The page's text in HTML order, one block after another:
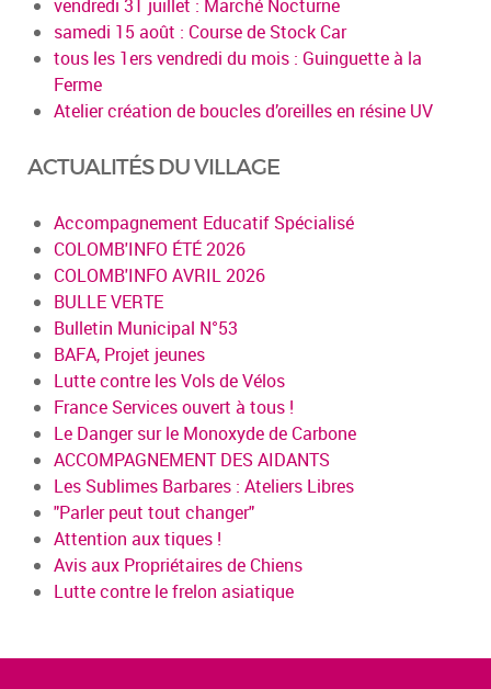
vendredi 31 juillet : Marché Nocturne
samedi 15 août : Course de Stock Car
tous les 1ers vendredi du mois : Guinguette à la
Ferme
Atelier création de boucles d’oreilles en résine UV
ACTUALITÉS DU VILLAGE
Accompagnement Educatif Spécialisé
COLOMB'INFO ÉTÉ 2026
COLOMB'INFO AVRIL 2026
BULLE VERTE
Bulletin Municipal N°53
BAFA, Projet jeunes
Lutte contre les Vols de Vélos
France Services ouvert à tous !
Le Danger sur le Monoxyde de Carbone
ACCOMPAGNEMENT DES AIDANTS
Les Sublimes Barbares : Ateliers Libres
"Parler peut tout changer"
Attention aux tiques !
Avis aux Propriétaires de Chiens
Lutte contre le frelon asiatique